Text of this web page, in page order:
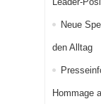
Neue
den Alltag
Hommage